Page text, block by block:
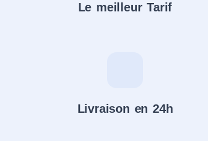
Le meilleur Tarif
Livraison en 24h